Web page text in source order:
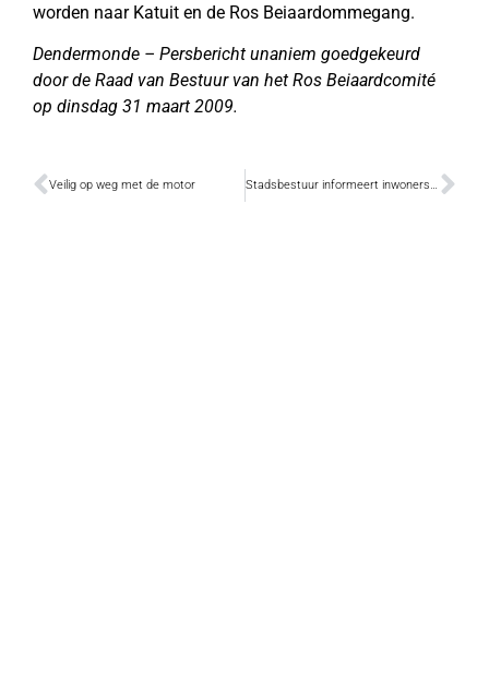
worden naar Katuit en de Ros Beiaardommegang.
Dendermonde – Persbericht unaniem goedgekeurd
door de Raad van Bestuur van het Ros Beiaardcomité
op dinsdag 31 maart 2009.
Veilig op weg met de motor Stadsbestuur informeert inwoners over gevangenisdossier